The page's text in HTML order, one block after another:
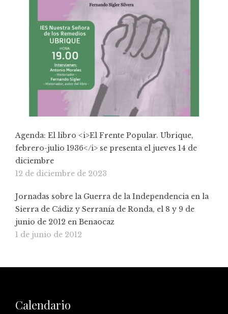
Agenda: El libro <i>El Frente Popular. Ubrique,
febrero-julio 1936</i> se presenta el jueves 14 de
diciembre
12 de diciembre de 2023
Jornadas sobre la Guerra de la Independencia en la
Sierra de Cádiz y Serranía de Ronda, el 8 y 9 de
junio de 2012 en Benaocaz
1 de junio de 2012
Calendario